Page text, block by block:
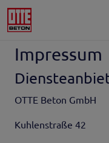
Impressum
OTTE Beton GmbH
Kuhlenstraße 42